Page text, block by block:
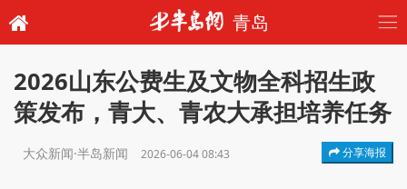
青岛
2026山东公费生及文物全科招生政
策发布，青大、青农大承担培养任务
大众新闻·半岛新闻 2026-06-04 08:43 分享海报